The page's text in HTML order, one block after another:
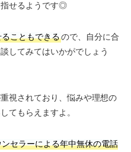
指せるようです◎
こともできるので、自分に合
してみてはいかがでしょう
視されており、悩みや理想の
てもらえますよ。
セラーによる年中無休の電話